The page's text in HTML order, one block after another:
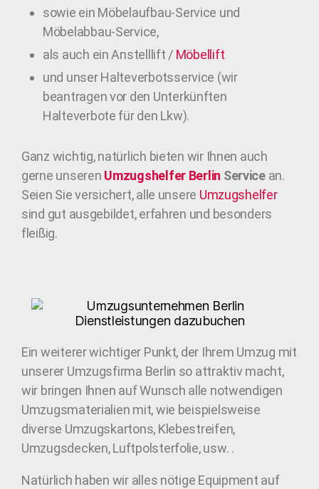
sowie ein Möbelaufbau-Service und
Möbelabbau-Service,
als auch ein Anstelllift / Möbellift
und unser Halteverbotsservice (wir
beantragen vor den Unterkünften
Halteverbote für den Lkw).
Ganz wichtig, natürlich bieten wir Ihnen auch
gerne unseren Umzugshelfer Berlin Servicean.
Seien Sie versichert, alle unsere Umzugshelfer
sind gut ausgebildet, erfahren und besonders
fleißig.
Ein weiterer wichtiger Punkt, der Ihrem Umzug mit
unserer Umzugsfirma Berlin so attraktiv macht,
wir bringen Ihnen auf Wunsch alle notwendigen
Umzugsmaterialien mit, wie beispielsweise
diverse Umzugskartons, Klebestreifen,
Umzugsdecken, Luftpolsterfolie, usw. .
Natürlich haben wir alles nötige Equipment auf